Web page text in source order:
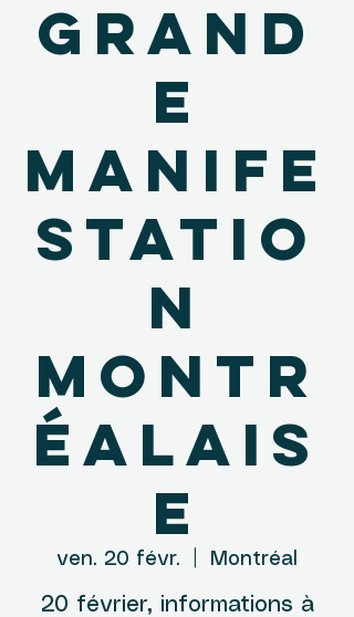
grand
e
manife
statio
n
montr
éalais
e
ven. 20 févr. Montréal
20 février, informations à